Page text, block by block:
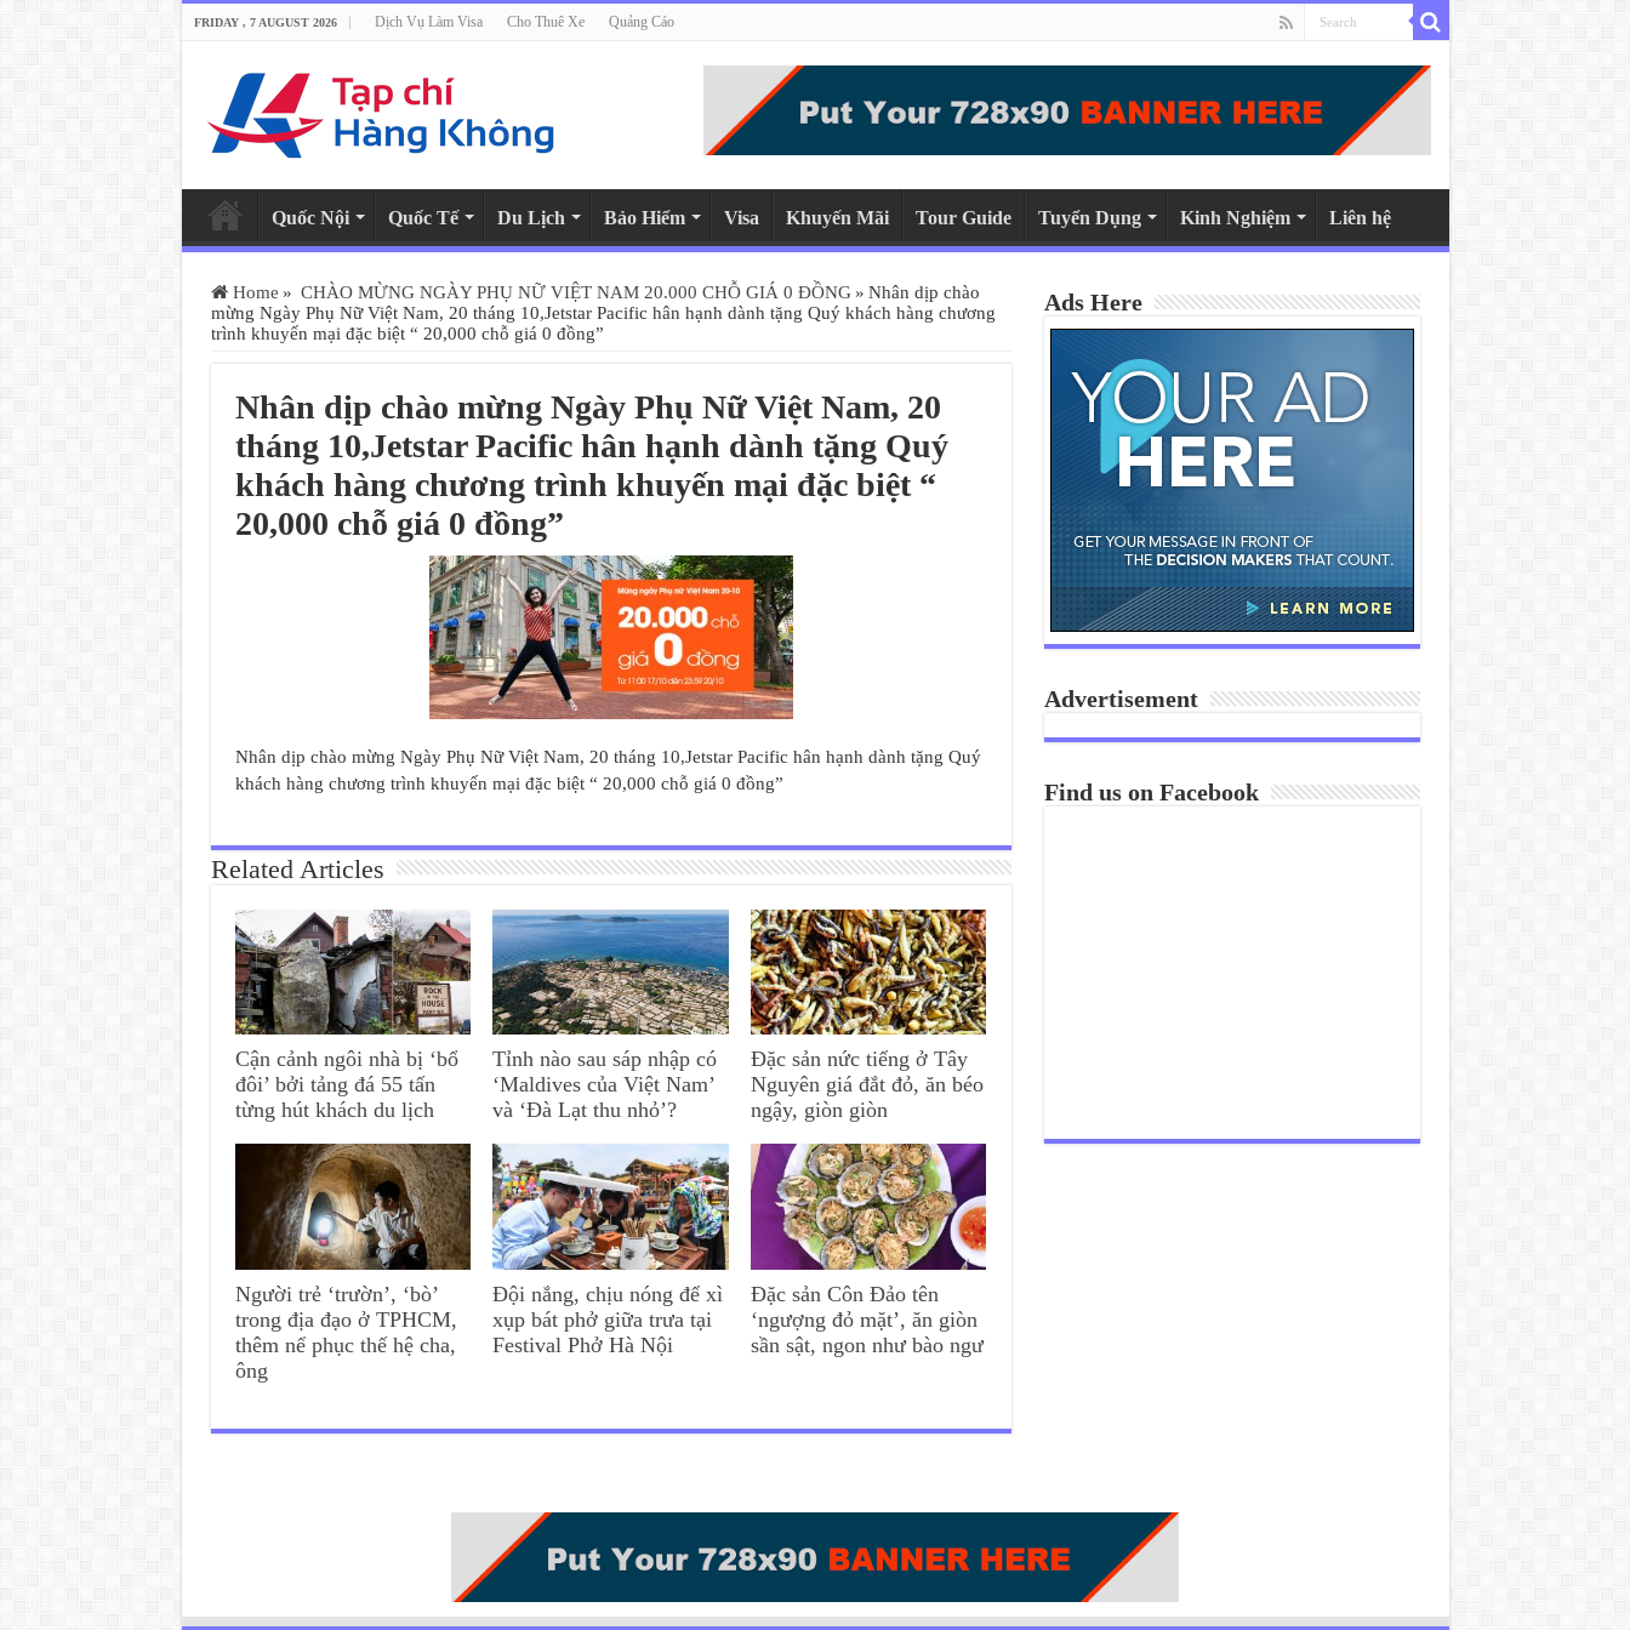
FRIDAY , 7 AUGUST 2026 Dịch Vụ Làm Visa Cho Thuê Xe Quảng Cáo
Quốc Nội Quốc Tế Du Lịch Bảo Hiểm Visa Khuyến Mãi Tour Guide Tuyển Dụng Kinh Nghiệm Liên hệ
Home » CHÀO MỪNG NGÀY PHỤ NỮ VIỆT NAM 20.000 CHỖ GIÁ 0 ĐỒNG » Nhân dịp chào
mừng Ngày Phụ Nữ Việt Nam, 20 tháng 10,Jetstar Pacific hân hạnh dành tặng Quý khách hàng chương
trình khuyến mại đặc biệt “ 20,000 chỗ giá 0 đồng”
Nhân dịp chào mừng Ngày Phụ Nữ Việt Nam, 20
tháng 10,Jetstar Pacific hân hạnh dành tặng Quý
khách hàng chương trình khuyến mại đặc biệt “
20,000 chỗ giá 0 đồng”
Nhân dịp chào mừng Ngày Phụ Nữ Việt Nam, 20 tháng 10,Jetstar Pacific hân hạnh dành tặng Quý
khách hàng chương trình khuyến mại đặc biệt “ 20,000 chỗ giá 0 đồng”
Related Articles
Cận cảnh ngôi nhà bị ‘bổ
đôi’ bởi tảng đá 55 tấn
từng hút khách du lịch
Tỉnh nào sau sáp nhập có
‘Maldives của Việt Nam’
và ‘Đà Lạt thu nhỏ’?
Đặc sản nức tiếng ở Tây
Nguyên giá đắt đỏ, ăn béo
ngậy, giòn giòn
Người trẻ ‘trườn’, ‘bò’
trong địa đạo ở TPHCM,
thêm nể phục thế hệ cha,
ông
Đội nắng, chịu nóng để xì
xụp bát phở giữa trưa tại
Festival Phở Hà Nội
Đặc sản Côn Đảo tên
‘ngượng đỏ mặt’, ăn giòn
sần sật, ngon như bào ngư
Ads Here
Advertisement
Find us on Facebook